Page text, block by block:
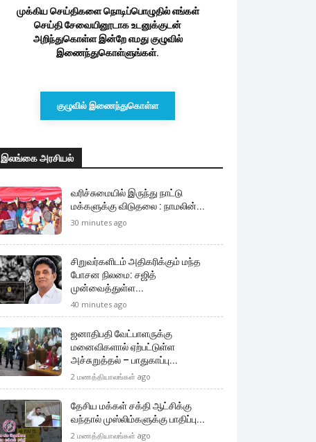
முக்கிய செய்திகளை நொடிப்பொழுதில் எங்கள்
செய்தி சேவையினூடாக உடனுக்குடன்
அறிந்துகொள்ள இன்றே எமது குழுவில்
இணைந்துகொள்ளுங்கள்.
குழுவில் இணைந்துகொள்ள
இலங்கை அரசியல்
வரிச்சுமையில் இருந்து நாட்டு
மக்களுக்கு விடுதலை : நாமலின்...
30 minutes ago
சிறுவர்களிடம் அதிகரிக்கும் மந்த
போசன நிலமை: சஜித்
முன்வைத்துள்ள...
40 minutes ago
ஜனாதிபதி வேட்பாளருக்கு
மனைவிகளால் ஏற்பட்டுள்ள
அச்சுறுத்தல் – பாதுகாப்பு...
2 மணத்தியாலங்கள் ago
தேசிய மக்கள் சக்தி ஆட்சிக்கு
வந்தால் முஸ்லிம்களுக்கு பாதிப்பு...
2 மணத்தியாலங்கள் ago